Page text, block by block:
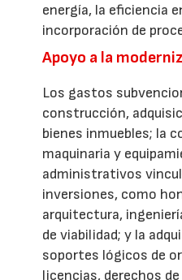
energía, la eficiencia
incorporación de
Apoyo a la
Los gastos
construcción,
bienes inmuebles; la
maquinaria y
administrativos
inversiones, como
arquitectura,
de viabilidad; y la
soportes lógicos de
licencias, derechos